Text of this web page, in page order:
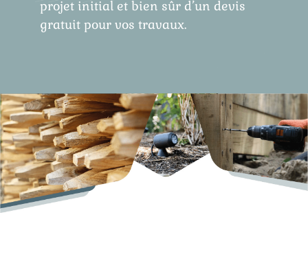
projet initial et bien sûr d’un devis
gratuit pour vos travaux.